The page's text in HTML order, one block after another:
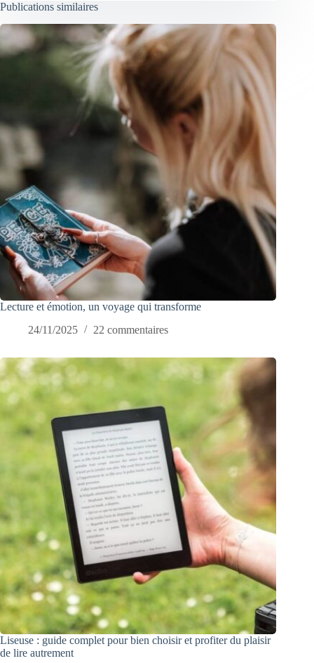
Publications similaires
Lecture et émotion, un voyage qui transforme
24/11/2025
22 commentaires
Liseuse : guide complet pour bien choisir et profiter du plaisir
de lire autrement